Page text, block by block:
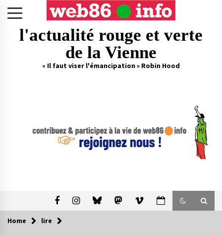
l'actualité rouge et verte
de la Vienne
« Il faut viser l'émancipation » Robin Hood
Home lire